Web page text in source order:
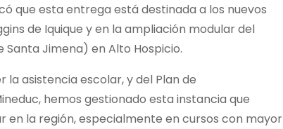
que esta entrega está destinada a los nuevos
de Iquique y en la ampliación modular del
Santa Jimena) en Alto Hospicio.
asistencia escolar, y del Plan de
hemos gestionado esta instancia que
la región, especialmente en cursos con mayor